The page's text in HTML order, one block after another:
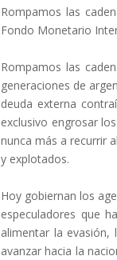
Rompamos las
Fondo Monetario
Rompamos las
generaciones de
deuda externa
exclusivo engrosar
nunca más a recurrir
y explotados.
Hoy gobiernan los
especuladores que
alimentar la evasión,
avanzar hacia la